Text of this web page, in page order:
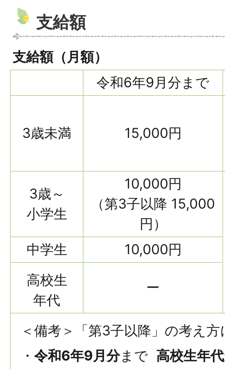
支給額
支給額（月額）
令和6年9月分まで
3歳未満 15,000円
3歳～
小学生
10,000円
（第3子以降 15,000
円）
中学生
10,000円
高校生
年代
ー
＜備考＞「第3子以降」の考え
・ 令和6年9月分まで 高校生年代